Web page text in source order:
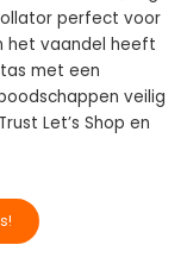
perfect voor
het vaandel heeft
met een
veilig
Let’s Shop en